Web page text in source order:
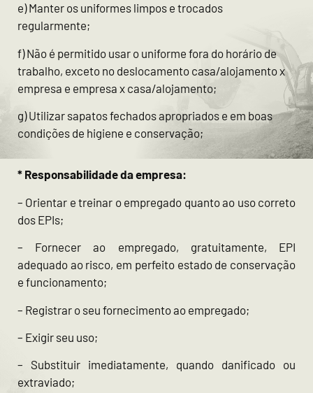
e) Manter os uniformes limpos e trocados
regularmente;
f) Não é permitido usar o uniforme fora do horário de
trabalho, exceto no deslocamento casa/alojamento x
empresa e empresa x casa/alojamento;
g) Utilizar sapatos fechados apropriados e em boas
condições de higiene e conservação;
* Responsabilidade da empresa:
– Orientar e treinar o empregado quanto ao uso correto
dos EPIs;
– Fornecer ao empregado, gratuitamente, EPI
adequado ao risco, em perfeito estado de conservação
e funcionamento;
– Registrar o seu fornecimento ao empregado;
– Exigir seu uso;
– Substituir imediatamente, quando danificado ou
extraviado;